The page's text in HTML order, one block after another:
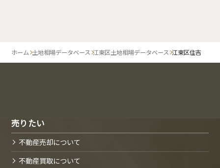
ホーム 土地相場データベース 江東区土地相場データベース 江東区住吉
売りたい
不動産売却について
不動産買取について